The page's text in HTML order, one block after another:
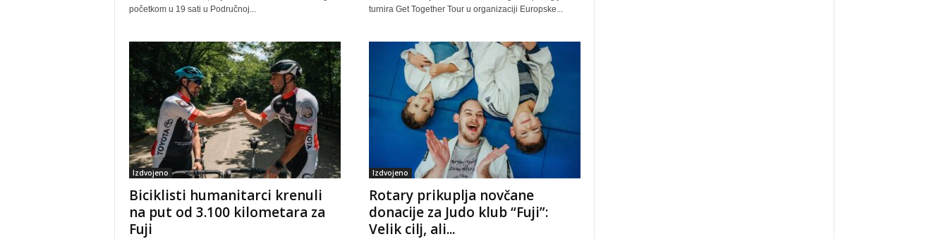
početkom u 19 sati u Područnoj...
turnira Get Together Tour u organizaciji Europske...
Izdvojeno
Biciklisti humanitarci krenuli
na put od 3.100 kilometara za
Fuji
Izdvojeno
Rotary prikuplja novčane
donacije za Judo klub “Fuji”:
Velik cilj, ali...